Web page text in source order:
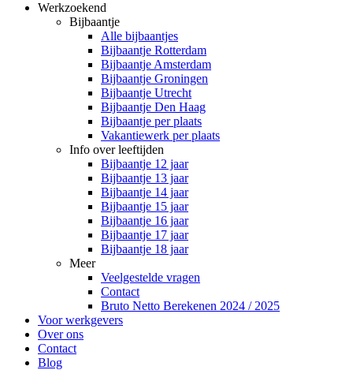
Werkzoekend
Bijbaantje
Alle bijbaantjes
Bijbaantje Rotterdam
Bijbaantje Amsterdam
Bijbaantje Groningen
Bijbaantje Utrecht
Bijbaantje Den Haag
Bijbaantje per plaats
Vakantiewerk per plaats
Info over leeftijden
Bijbaantje 12 jaar
Bijbaantje 13 jaar
Bijbaantje 14 jaar
Bijbaantje 15 jaar
Bijbaantje 16 jaar
Bijbaantje 17 jaar
Bijbaantje 18 jaar
Meer
Veelgestelde vragen
Contact
Bruto Netto Berekenen 2024 / 2025
Voor werkgevers
Over ons
Contact
Blog